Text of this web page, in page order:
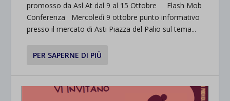
promosso da Asl At dal 9 al 15 Ottobre Flash Mob
Conferenza Mercoledì 9 ottobre punto informativo
presso il mercato di Asti Piazza del Palio sul tema...
PER SAPERNE DI PIÙ